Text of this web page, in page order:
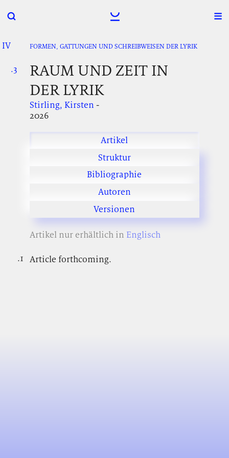
IV. FORMEN, GATTUNGEN UND SCHREIBWEISEN DER LYRIK
.3
RAUM UND ZEIT IN
DER LYRIK
Stirling, Kirsten -
2026
Artikel
Struktur
Bibliographie
Autoren
Versionen
Artikel nur erhältlich in Englisch
.1 Article forthcoming.